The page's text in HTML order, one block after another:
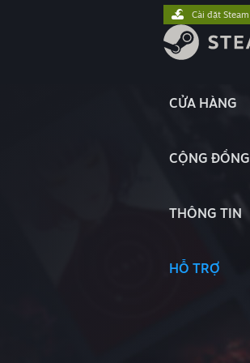
CỬA HÀNG
CỘNG ĐỒNG
THÔNG TIN
HỖ TRỢ
Cài đặt Steam